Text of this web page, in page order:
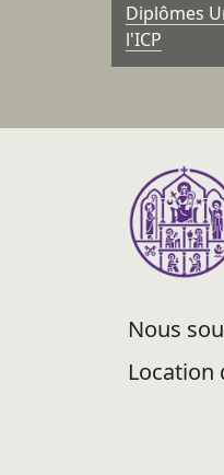
Diplômes
l'ICP
Nous
Location